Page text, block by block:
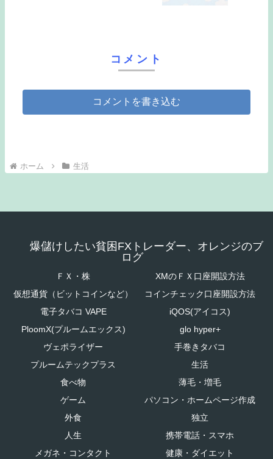
コメント
コメントを書き込む
ホーム 生活
爆儲けしたい貧困FXトレーダー、オレンジのブ
ログ
ＦＸ・株
XMのＦＸ口座開設方法
仮想通貨（ビットコインなど）
コインチェック口座開設方法
電子タバコ VAPE
iQOS(アイコス)
PloomX(プルームエックス)
glo hyper+
ヴェポライザー
手巻きタバコ
プルームテックプラス
生活
食べ物
薄毛・増毛
ゲーム
パソコン・ホームページ作成
外食
独立
人生
携帯電話・スマホ
メガネ・コンタクト
健康・ダイエット